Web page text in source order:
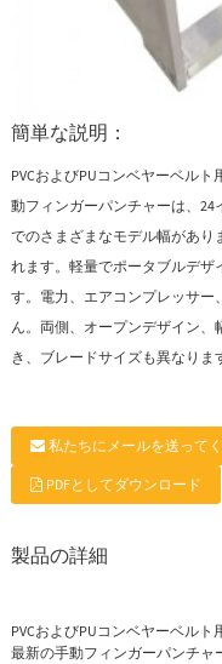
簡単な説明：
PVCおよびPUコンベヤーベル
動フィンガーパンチャーは、24
でのさまざまなモデル幅があり
れます。軽量でポータブルデザ
す。電力、エアコンプレッサ
ん。両側、オープンデザイン
き、ブレードサイズも異なりま
私たちにメールを送って
PDFとしてダウンロード
製品の詳細
PVCおよびPUコンベヤーベル
最新の手動フィンガーパンチャ